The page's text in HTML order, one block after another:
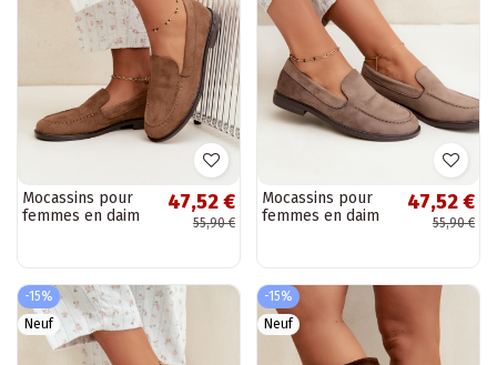
Mocassins pour
femmes en daim
47,52 €
55,90 €
Mocassins pour
femmes en daim
47,52 €
55,90 €
-15%
Neuf
-15%
Neuf